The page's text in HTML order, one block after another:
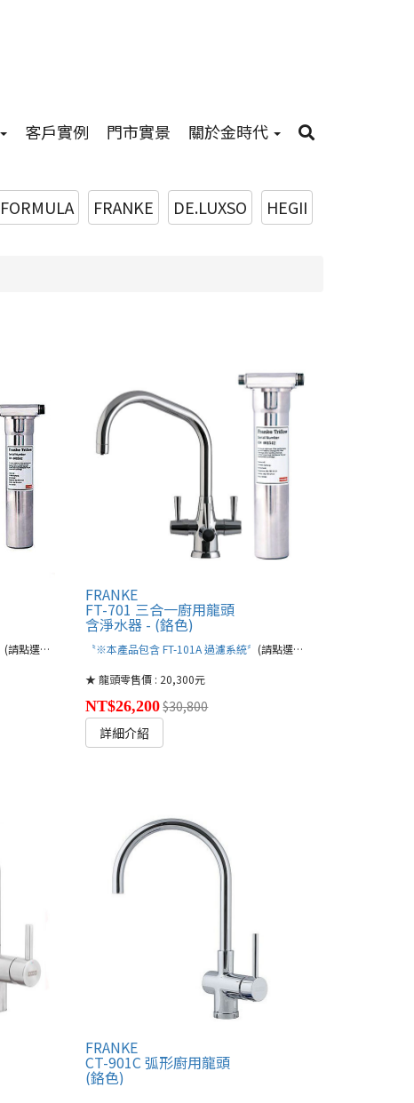
客戶實例 門市實景 關於金時代
FORMULA FRANKE DE.LUXSO HEGII
(請點選文字連結)
FRANKE
FT-701 三合一廚用龍頭
含淨水器 - (鉻色)
〝※本產品包含 FT-101A 過濾系統〞 (請點選文字連結)
★ 龍頭零售價 : 20,300元
NT$26,200$30,800
詳細介紹
FRANKE
CT-901C 弧形廚用龍頭
(鉻色)